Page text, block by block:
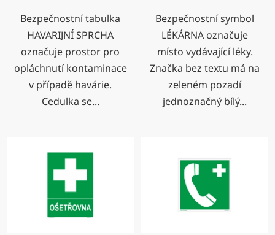
Bezpečnostní tabulka
HAVARIJNÍ SPRCHA
označuje prostor pro
opláchnutí kontaminace
v případě havárie.
Cedulka se...
Bezpečnostní symbol
LÉKÁRNA označuje
místo vydávající léky.
Značka bez textu má na
zeleném pozadí
jednoznačný bílý...